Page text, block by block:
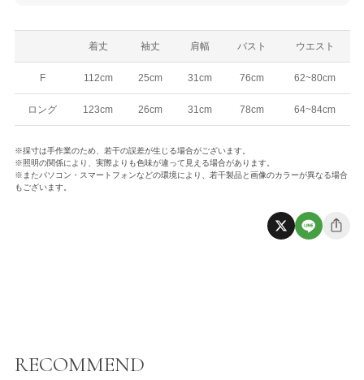
着丈 袖丈 肩幅 バスト ウエスト
F 112cm 25cm 31cm 76cm 62~80cm
ロング 123cm 26cm 31cm 78cm 64~84cm
※採寸は手作業のため、若干の誤差が生じる場合がございます。
※照明の関係により、実際よりも色味が違って見える場合があります。
※またパソコン・スマートフォンなどの環境により、若干製品と画像のカラーが異なる場合
もございます。
RECOMMEND